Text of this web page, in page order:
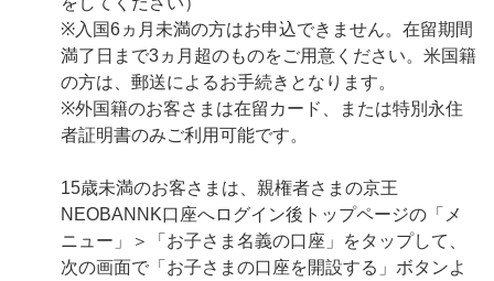
※入国6ヵ月未満の方はお申込できません。在留期間
満了日まで3ヵ月超のものをご用意ください。米国籍
の方は、郵送によるお手続きとなります。
※外国籍のお客さまは在留カード、または特別永住
者証明書のみご利用可能です。
15歳未満のお客さまは、親権者さまの京王
NEOBANNK口座へログイン後トップページの「メ
ニュー」＞「お子さま名義の口座」をタップして、
次の画面で「お子さまの口座を開設する」ボタンよ